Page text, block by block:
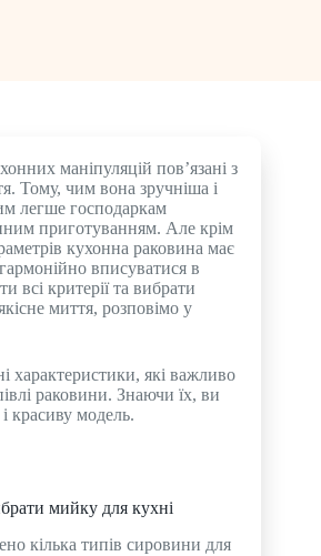
маніпуляцій пов’язані з
Тому, чим вона зручніша і
легше господаркам
приготуванням. Але крім
кухонна раковина має
вписуватися в
всі критерії та вибрати
миття, розповімо у
характеристики, які важливо
раковини. Знаючи їх, ви
красиву модель.
мийку для кухні
кілька типів сировини для